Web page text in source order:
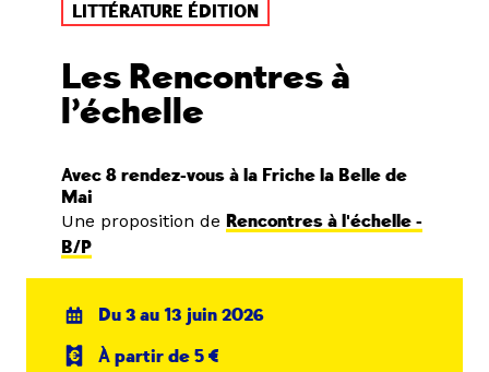
LITTÉRATURE ÉDITION
Les Rencontres à
l’échelle
Avec 8 rendez-vous à la Friche la Belle de
Mai
Une proposition de Rencontres à l'échelle -
B/P
Du 3 au 13 juin 2026
À partir de 5 €